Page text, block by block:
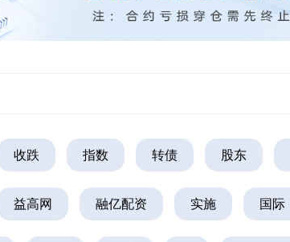
收跌 指数 转债 股东
益高网 融亿配资 实施 国际